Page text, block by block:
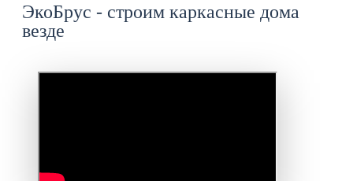
ЭкоБрус - строим каркасные дома
везде